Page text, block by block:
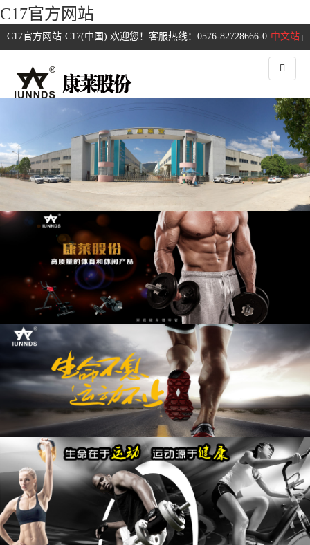
C17官方网站
中文站 |
C17官方网站-C17(中国) 欢迎您！客服热线：0576-82728666-0